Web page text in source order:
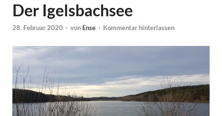
Der Igelsbachsee
28. Februar 2020 - von Ense - Kommentar hinterlassen